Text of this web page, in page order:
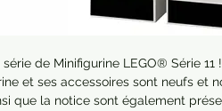
de Minifigurine LEGO® Série 11 !
et ses accessoires sont neufs et
que la notice sont également